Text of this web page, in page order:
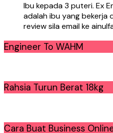
Ibu kepada 3 puteri. Ex
adalah ibu yang bekerja
review sila email ke
Engineer To WAHM
Rahsia Turun Berat 18kg
Cara Buat Business